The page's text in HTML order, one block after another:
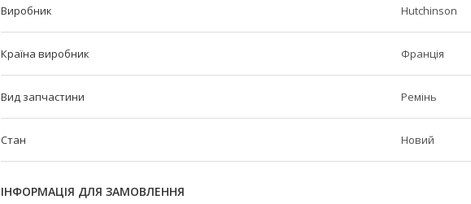
Виробник Hutchinson
Країна виробник Франція
Вид запчастини Ремінь
Стан Новий
ІНФОРМАЦІЯ ДЛЯ ЗАМОВЛЕННЯ